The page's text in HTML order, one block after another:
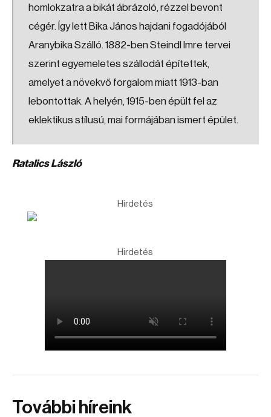
homlokzatra a bikát ábrázoló, rézzel bevont
cégér. Így lett Bika János hajdani fogadójából
Aranybika Szálló. 1882-ben Steindl Imre tervei
szerint egyemeletes szállodát építettek,
amelyet a növekvő forgalom miatt 1913-ban
lebontottak. A helyén, 1915-ben épült fel az
eklektikus stílusú, mai formájában ismert épület.
Ratalics László
Hirdetés
Hirdetés
További híreink